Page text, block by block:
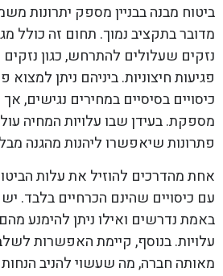
ביטוח מבנה בבניין מספק יתרונות
מדובר בתקציב נמוך. תחום זה כולל
נזקים שעלולים להתרחש, כגון נזקים
פגיעות חיצוניות. ביניהם ניתן למצוא
כיסויים בסיסיים במחירים נגישים,
מספקת. בעידן שבו עלויות המחיה
פתרונות שיאפשרו ליהנות מהגנה
אחת מהדרכים להוזיל את עלות
עם כיסויים שהינם הכרחיים בלבד. יש
באמת נדרשים ואילו ניתן להימנע
עלויות. בנוסף, קיימת האפשרות
מאותה חברה, מה שעשוי להניב